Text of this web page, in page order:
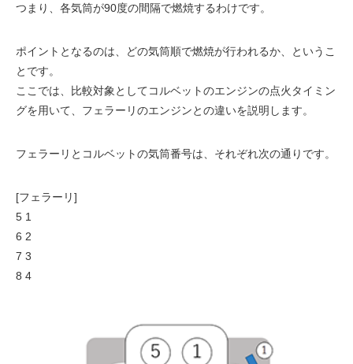
つまり、各気筒が90度の間隔で燃焼するわけです。
ポイントとなるのは、どの気筒順で燃焼が行われるか、というこ
とです。
ここでは、比較対象としてコルベットのエンジンの点火タイミン
グを用いて、フェラーリのエンジンとの違いを説明します。
フェラーリとコルベットの気筒番号は、それぞれ次の通りです。
[フェラーリ]
5 1
6 2
7 3
8 4